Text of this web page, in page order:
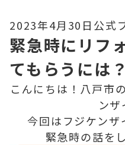
2023年4月30日 公式
緊急時にリフ
てもらうには？
こんにちは！八戸市
ンザ
今回はフジケンザ
緊急時の話を